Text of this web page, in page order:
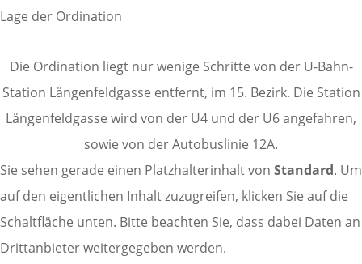
Lage der Ordination
Die Ordination liegt nur wenige Schritte von der U-Bahn-
Station Längenfeldgasse entfernt, im 15. Bezirk. Die Station
Längenfeldgasse wird von der U4 und der U6 angefahren,
sowie von der Autobuslinie 12A.
Sie sehen gerade einen Platzhalterinhalt von Standard. Um
auf den eigentlichen Inhalt zuzugreifen, klicken Sie auf die
Schaltfläche unten. Bitte beachten Sie, dass dabei Daten an
Drittanbieter weitergegeben werden.